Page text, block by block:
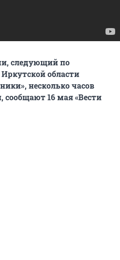
следующий по
области
несколько часов
сообщают 16 мая «Вести